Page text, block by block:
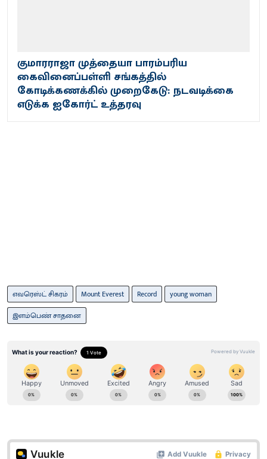
குமாரராஜா முத்தையா பாரம்பரிய
கைவினைப்பள்ளி சங்கத்தில்
கோடிக்கணக்கில் முறைகேடு: நடவடிக்கை
எடுக்க ஐகோர்ட் உத்தரவு
எவரெஸ்ட் சிகரம் Mount Everest Record
young woman
இளம்பெண் சாதனை